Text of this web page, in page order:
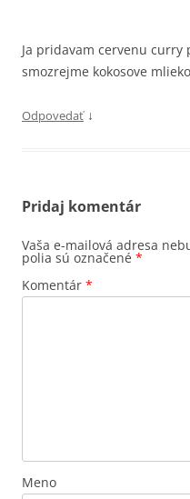
Ja pridavam cervenu
smozrejme kokosove
Odpovedať ↓
Pridaj komentár
Vaša e-mailová adresa
polia sú označené *
Komentár *
Meno